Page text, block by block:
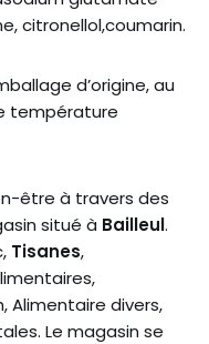
citronellol,coumarin.
d’origine, au
température
être à travers des
situé à Bailleul.
Tisanes,
Alimentaire divers,
Le magasin se